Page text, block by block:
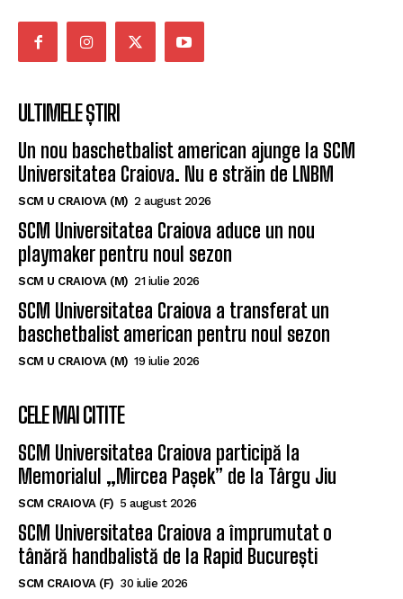
ULTIMELE ȘTIRI
Un nou baschetbalist american ajunge la SCM
Universitatea Craiova. Nu e străin de LNBM
SCM U CRAIOVA (M) 2 august 2026
SCM Universitatea Craiova aduce un nou
playmaker pentru noul sezon
SCM U CRAIOVA (M) 21 iulie 2026
SCM Universitatea Craiova a transferat un
baschetbalist american pentru noul sezon
SCM U CRAIOVA (M) 19 iulie 2026
CELE MAI CITITE
SCM Universitatea Craiova participă la
Memorialul „Mircea Pașek” de la Târgu Jiu
SCM CRAIOVA (F) 5 august 2026
SCM Universitatea Craiova a împrumutat o
tânără handbalistă de la Rapid București
SCM CRAIOVA (F) 30 iulie 2026